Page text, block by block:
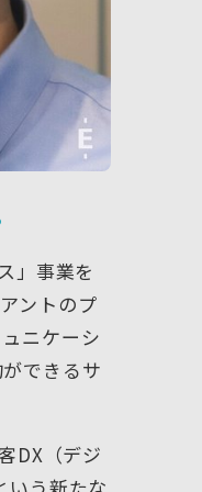
」事業を
ントのプ
ニケーシ
できるサ
DX（デジ